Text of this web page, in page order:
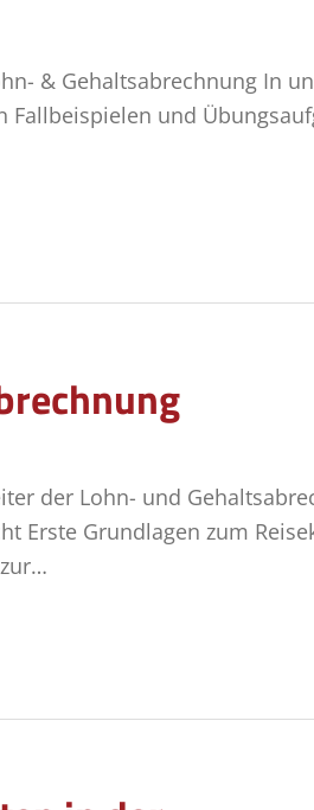
& Gehaltsabrechnung In
und
der Lohn- und
Erste Grundlagen zum